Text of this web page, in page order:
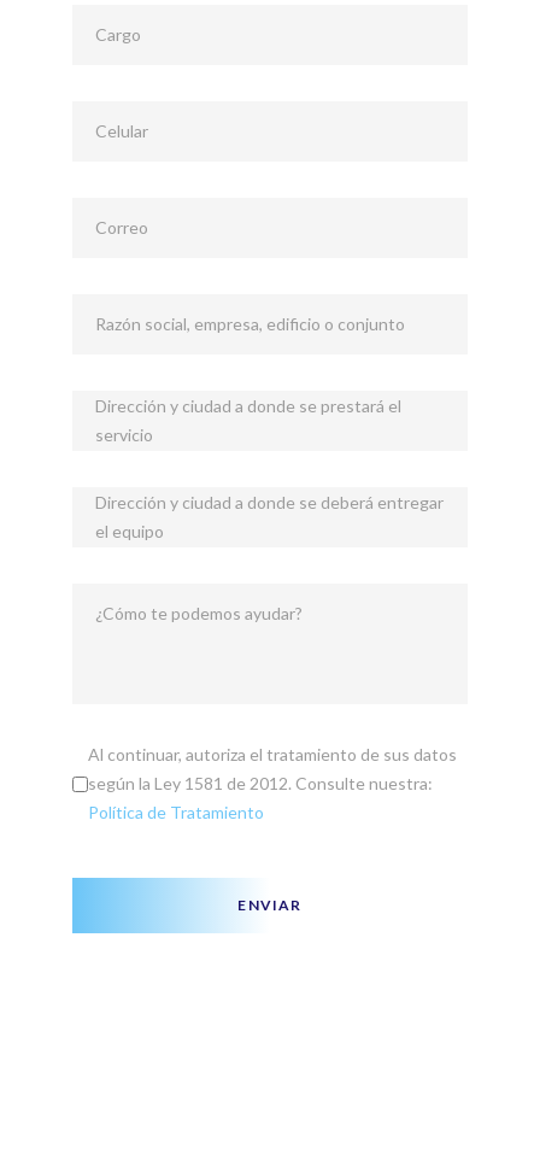
Cargo
Celular
Correo
Razón social, empresa, edificio o conjunto
Dirección y ciudad a donde se prestará el
servicio
Dirección y ciudad a donde se deberá entregar
el equipo
¿Cómo te podemos ayudar?
Al continuar, autoriza el tratamiento de sus datos
según la Ley 1581 de 2012. Consulte nuestra:
Política de Tratamiento
ENVIAR